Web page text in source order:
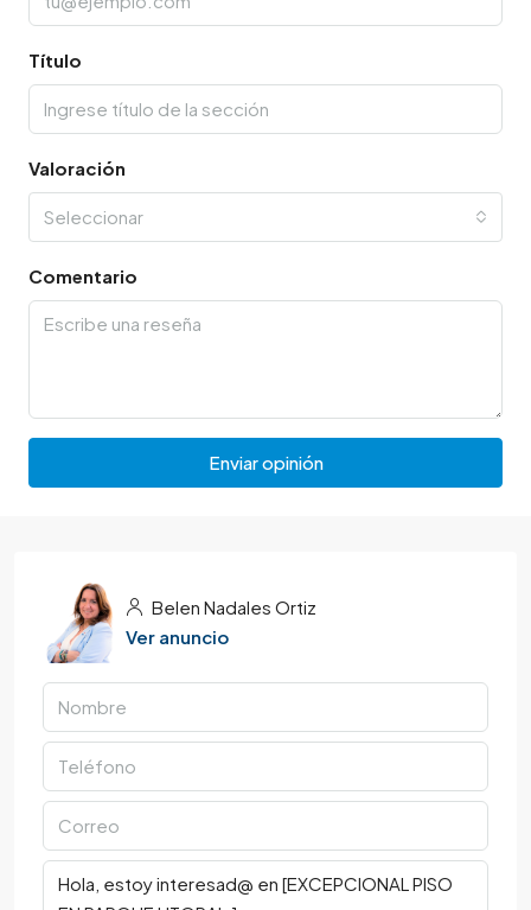
Título
Valoración
Seleccionar
Comentario
Enviar opinión
Belen Nadales Ortiz
Ver anuncio